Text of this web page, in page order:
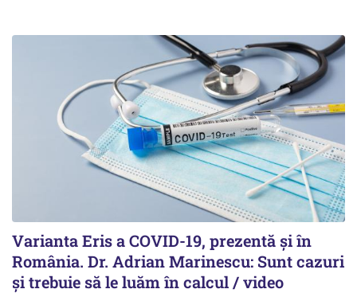
Varianta Eris a COVID-19, prezentă și în
România. Dr. Adrian Marinescu: Sunt cazuri
și trebuie să le luăm în calcul / video